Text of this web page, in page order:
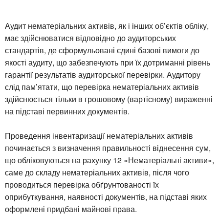
Аудит нематеріальних активів, як і інших об’єктів обліку,
має здійснюватися відповідно до аудиторських
стандартів, де сформульовані єдині базові вимоги до
якості аудиту, що забезпечують при їх дотриманні рівень
гарантії результатів аудиторської перевірки. Аудитору
слід пам’ятати, що перевірка нематеріальних активів
здійснюється тільки в грошовому (вартісному) вираженні
на підставі первинних документів.
Проведення інвентаризації нематеріальних активів
починається з визначення правильності віднесення сум,
що обліковуються на рахунку 12 «Нематеріальні активи»,
саме до складу нематеріальних активів, після чого
проводиться перевірка обґрунтованості їх
оприбуткування, наявності документів, на підставі яких
оформлені придбані майнові права.